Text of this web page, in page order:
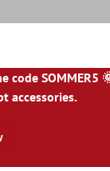
HU|BG|HR|
code SOMMER5
accessories.